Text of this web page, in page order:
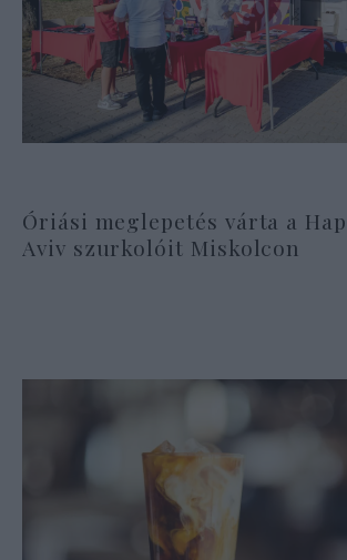
Óriási meglepetés várta a
Aviv szurkolóit Miskolcon